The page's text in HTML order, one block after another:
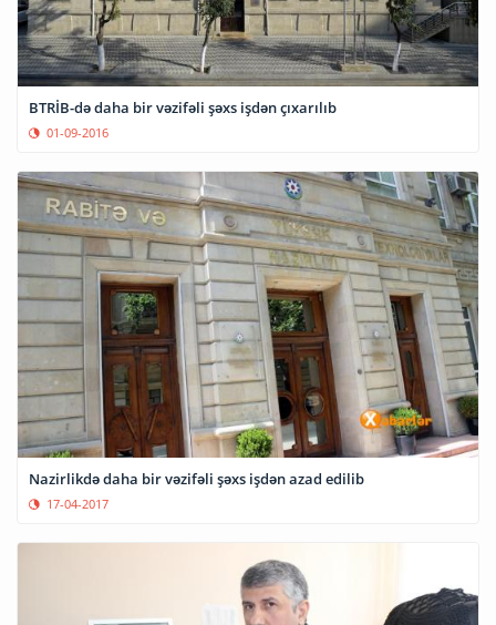
BTRİB-də daha bir vəzifəli şəxs işdən çıxarılıb
01-09-2016
Nazirlikdə daha bir vəzifəli şəxs işdən azad edilib
17-04-2017